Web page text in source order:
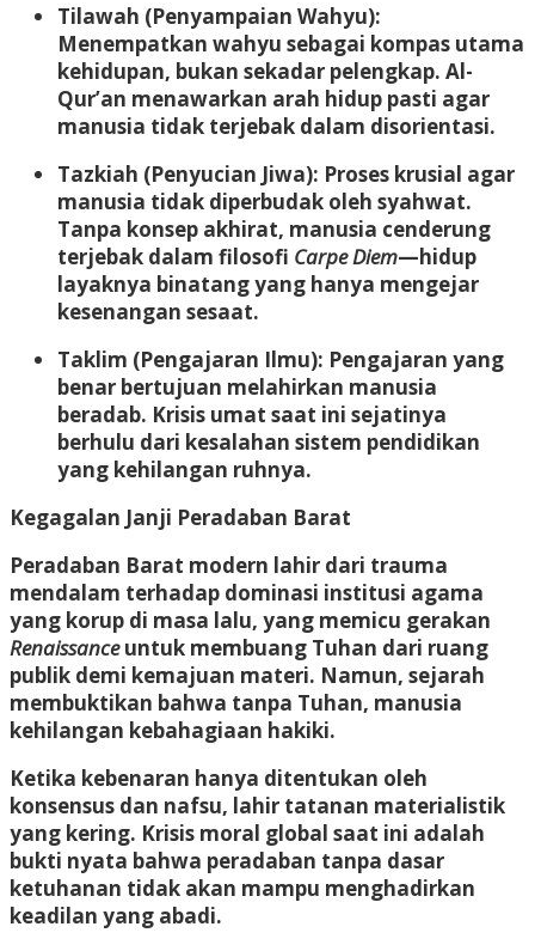
Tilawah (Penyampaian Wahyu):
Menempatkan wahyu sebagai kompas utama
kehidupan, bukan sekadar pelengkap. Al-
Qur’an menawarkan arah hidup pasti agar
manusia tidak terjebak dalam disorientasi.
Tazkiah (Penyucian Jiwa): Proses krusial agar
manusia tidak diperbudak oleh syahwat.
Tanpa konsep akhirat, manusia cenderung
terjebak dalam filosofi Carpe Diem—hidup
layaknya binatang yang hanya mengejar
kesenangan sesaat.
Taklim (Pengajaran Ilmu): Pengajaran yang
benar bertujuan melahirkan manusia
beradab. Krisis umat saat ini sejatinya
berhulu dari kesalahan sistem pendidikan
yang kehilangan ruhnya.
Kegagalan Janji Peradaban Barat
Peradaban Barat modern lahir dari trauma
mendalam terhadap dominasi institusi agama
yang korup di masa lalu, yang memicu gerakan
Renaissanceuntuk membuang Tuhan dari ruang
publik demi kemajuan materi. Namun, sejarah
membuktikan bahwa tanpa Tuhan, manusia
kehilangan kebahagiaan hakiki.
Ketika kebenaran hanya ditentukan oleh
konsensus dan nafsu, lahir tatanan materialistik
yang kering. Krisis moral global saat ini adalah
bukti nyata bahwa peradaban tanpa dasar
ketuhanan tidak akan mampu menghadirkan
keadilan yang abadi.